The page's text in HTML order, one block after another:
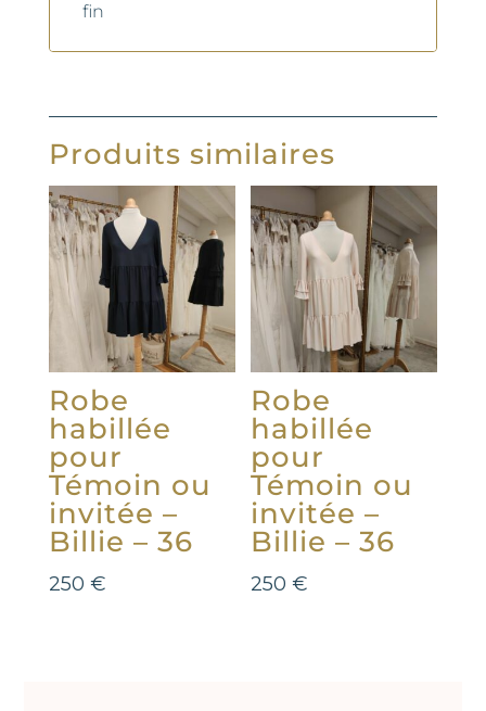
fin
Produits similaires
Robe
habillée
pour
Témoin ou
invitée –
Billie – 36
250 €
Robe
habillée
pour
Témoin ou
invitée –
Billie – 36
250€